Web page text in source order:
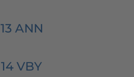
13 ANN
14 VBY